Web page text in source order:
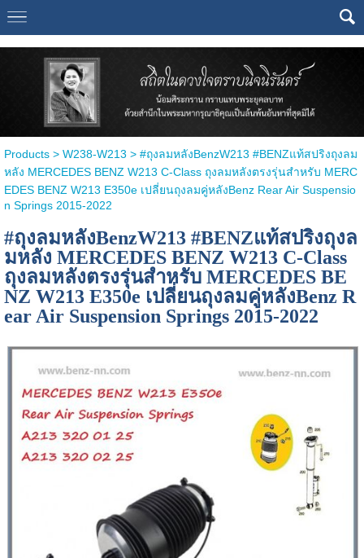
Products> W238-W213 > #ถุงลมหลังBenzW213 #BENZแท้สปริงถุงลม
หลัง MERCEDES BENZ W213 C-Class ถุงลมหลังตรงรุ่นสำหรับ MERC
EDES BENZ W213 E350e เปลี่ยนถุงลมคู่หลังBenz Rear Air Suspensio
n Springs 2015-2022
#ถุงลมหลังBenzW213 #BENZแท้สปริงถุงล
มหลัง MERCEDES BENZ W213 C-Class
ถุงลมหลังตรงรุ่นสำหรับ MERCEDES BE
NZ W213 E350e เปลี่ยนถุงลมคู่หลังBenz R
ear Air Suspension Springs 2015-2022